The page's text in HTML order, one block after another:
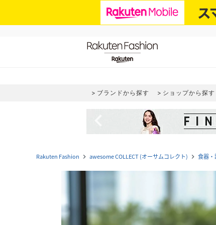
ブランドから探す ショップから探す
Rakuten Fashion navigate_next awesome COLLECT (オーサムコレクト) navigate_next 食器